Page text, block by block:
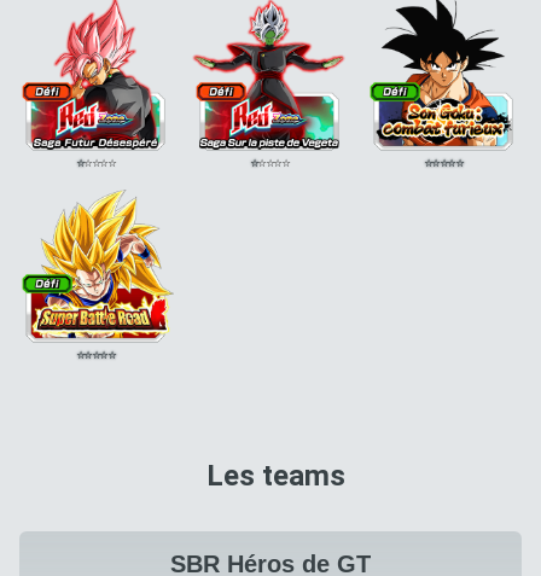
⭐⭐⭐⭐⭐ ⭐⭐⭐⭐⭐ ⭐⭐⭐⭐⭐
⭐⭐⭐⭐⭐
Les teams
SBR Héros de GT